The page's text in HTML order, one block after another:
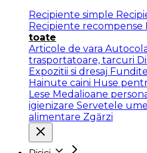
Recipiente simple
Recipiente recompense
toate
Articole de vara
trasportatoare, tarcuri
Expozitii si dresaj
Hainute caini Huse
Lese Medalioane
igienizare Servetele
alimentare Zgărzi